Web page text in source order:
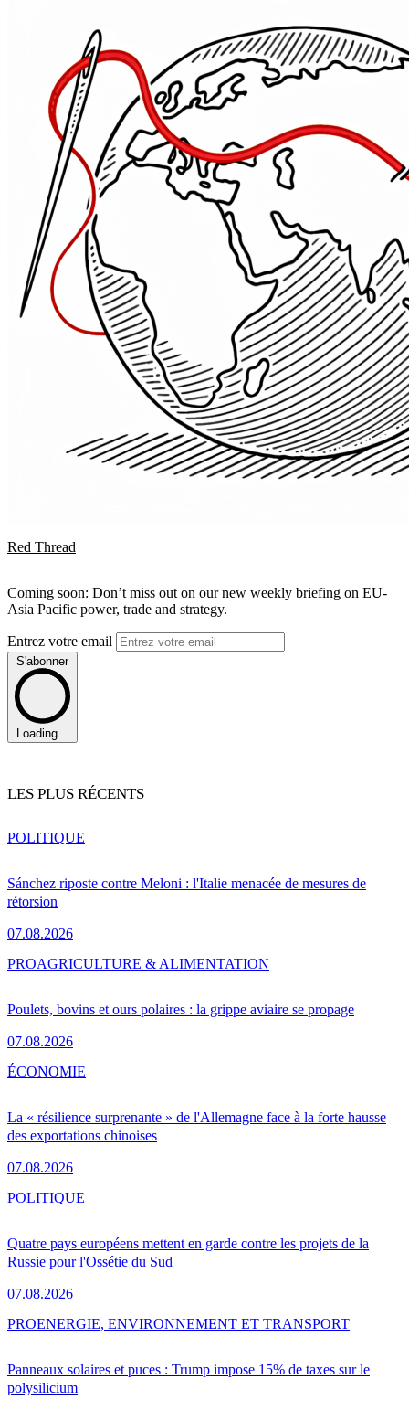
Red Thread
Coming soon: Don’t miss out on our new weekly briefing on EU-
Asia Pacific power, trade and strategy.
Entrez votre email
S'abonner
Loading...
LES PLUS RÉCENTS
Sánchez riposte contre Meloni : l'Italie menacée de mesures de
rétorsion
07.08.2026
POLITIQUE
Poulets, bovins et ours polaires : la grippe aviaire se propage
07.08.2026
PROAGRICULTURE & ALIMENTATION
La « résilience surprenante » de l'Allemagne face à la forte hausse
des exportations chinoises
07.08.2026
ÉCONOMIE
Quatre pays européens mettent en garde contre les projets de la
Russie pour l'Ossétie du Sud
07.08.2026
POLITIQUE
Panneaux solaires et puces : Trump impose 15% de taxes sur le
polysilicium
PROENERGIE, ENVIRONNEMENT ET TRANSPORT